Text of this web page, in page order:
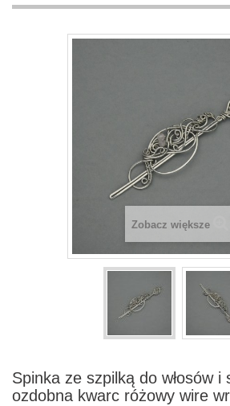
Zobacz większe
Spinka ze szpilką do włosów i
ozdobna kwarc różowy wire